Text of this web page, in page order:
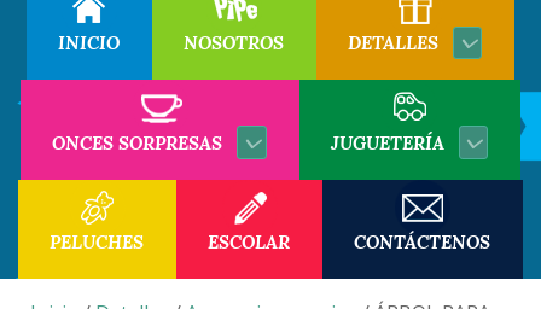
INICIO NOSOTROS DETALLES
ONCES SORPRESAS JUGUETERÍA
PELUCHES ESCOLAR CONTÁCTENOS